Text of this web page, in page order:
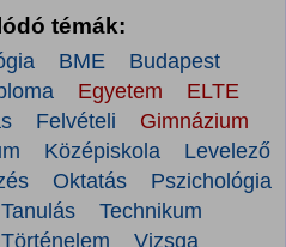
témák:
BME
Budapest
Egyetem
ELTE
Felvételi
Gimnázium
Középiskola
Levelező
Oktatás
Pszichológia
Tanulás
Technikum
Történelem Vizsga